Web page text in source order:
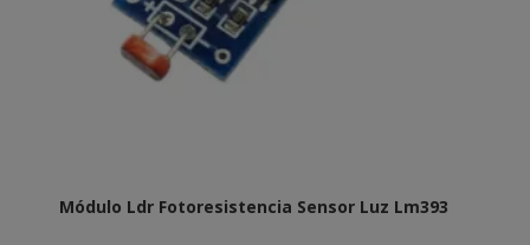
Módulo Ldr Fotoresistencia Sensor Luz Lm393